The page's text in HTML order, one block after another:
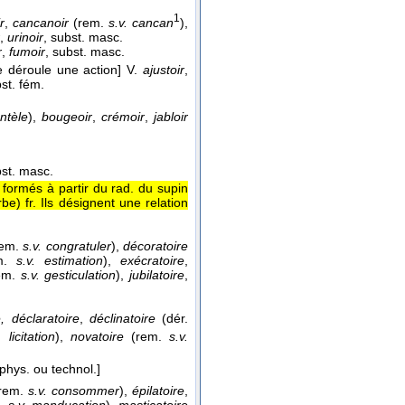
,cancanoir (rem.s.v. cancan1 ),
urinoir , subst. masc.
fumoir , subst. masc.
une action] V.ajustoir
fém.
),bougeoir ,crémoir ,jabloir
masc.
à partir du rad. du supin
fr. Ils désignent une relation
s.v. congratuler),décoratoire
s.v. estimation),exécratoire,
s.v. gesticulation),jubilatoire,
déclaratoire, déclinatoire(dér.
licitation), novatoire(rem.s.v.
ou technol.]
s.v. consommer), épilatoire